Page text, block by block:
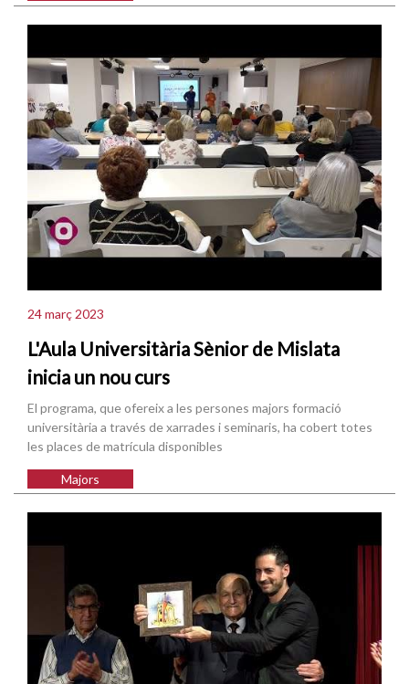
24 març 2023
L'Aula Universitària Sènior de Mislata
inicia un nou curs
El programa, que ofereix a les persones majors formació
universitària a través de xarrades i seminaris, ha cobert totes
les places de matrícula disponibles
Majors